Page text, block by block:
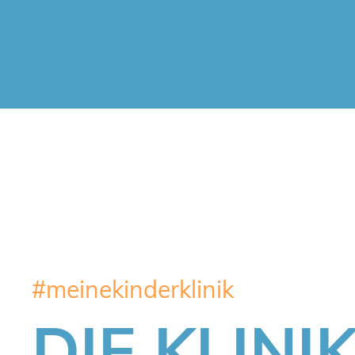
#meinekinderklinik